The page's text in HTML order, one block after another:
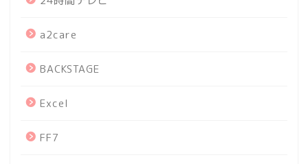
a2care
BACKSTAGE
Excel
FF7